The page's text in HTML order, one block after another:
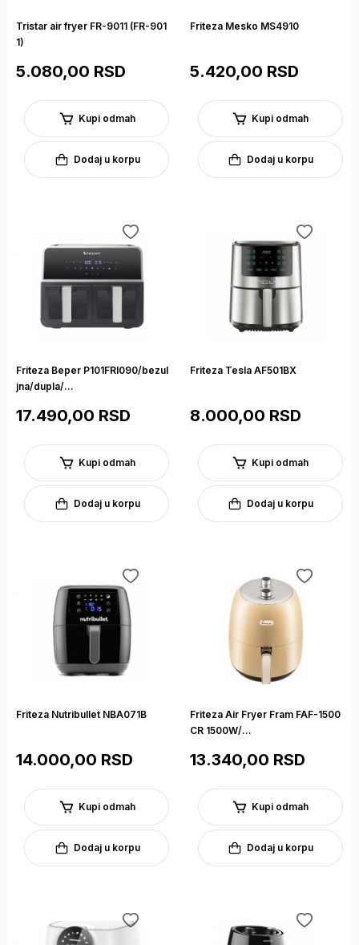
Tristar air fryer FR-9011 (FR-901
1)
5.080,00 RSD
Kupi odmah
Dodaj u korpu
Friteza Mesko MS4910
5.420,00 RSD
Kupi odmah
Dodaj u korpu
Friteza Beper P101FRI090/bezul
jna/dupla/...
17.490,00 RSD
Kupi odmah
Dodaj u korpu
Friteza Tesla AF501BX
8.000,00 RSD
Kupi odmah
Dodaj u korpu
Friteza Nutribullet NBA071B
14.000,00 RSD
Kupi odmah
Dodaj u korpu
Friteza Air Fryer Fram FAF-1500
CR 1500W/...
13.340,00 RSD
Kupi odmah
Dodaj u korpu